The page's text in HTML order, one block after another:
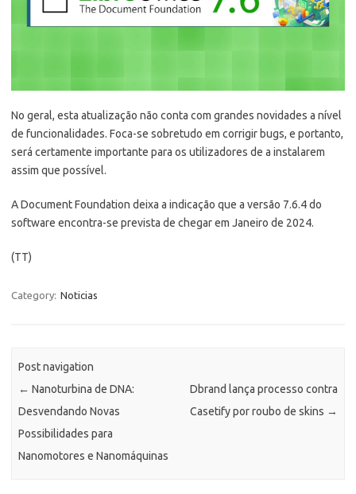
No geral, esta atualização não conta com grandes novidades a nível
de funcionalidades. Foca-se sobretudo em corrigir bugs, e portanto,
será certamente importante para os utilizadores de a instalarem
assim que possível.
A Document Foundation deixa a indicação que a versão 7.6.4 do
software encontra-se prevista de chegar em Janeiro de 2024.
(TT)
Category: Noticias
Post navigation
← Nanoturbina de DNA:
Desvendando Novas
Possibilidades para
Nanomotores e Nanomáquinas
Dbrand lança processo contra
Casetify por roubo de skins →